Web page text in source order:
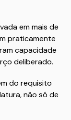
em mais de
praticamente
capacidade
deliberado.
do requisito
não só de